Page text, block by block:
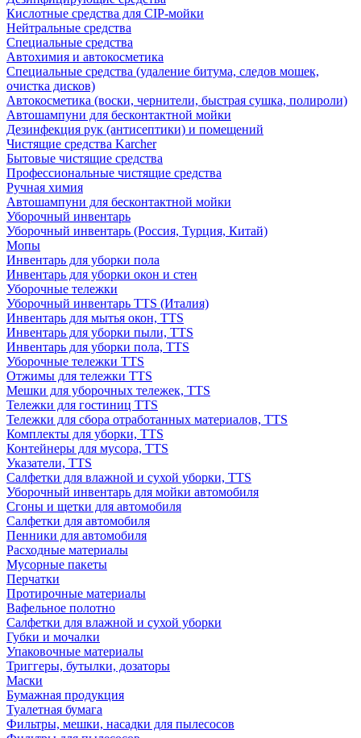
Кислотные средства для CIP-мойки
Нейтральные средства
Специальные средства
Автохимия и автокосметика
Специальные средства (удаление битума, следов мошек,
очистка дисков)
Автокосметика (воски, чернители, быстрая сушка, полироли)
Автошампуни для бесконтактной мойки
Дезинфекция рук (антисептики) и помещений
Чистящие средства Karcher
Бытовые чистящие средства
Профессиональные чистящие средства
Ручная химия
Автошампуни для бесконтактной мойки
Уборочный инвентарь
Уборочный инвентарь (Россия, Турция, Китай)
Мопы
Инвентарь для уборки пола
Инвентарь для уборки окон и стен
Уборочные тележки
Уборочный инвентарь TTS (Италия)
Инвентарь для мытья окон, TTS
Инвентарь для уборки пыли, TTS
Инвентарь для уборки пола, TTS
Уборочные тележки TTS
Отжимы для тележки TTS
Мешки для уборочных тележек, TTS
Тележки для гостиниц TTS
Тележки для сбора отработанных материалов, TTS
Комплекты для уборки, TTS
Контейнеры для мусора, TTS
Указатели, TTS
Салфетки для влажной и сухой уборки, TTS
Уборочный инвентарь для мойки автомобиля
Сгоны и щетки для автомобиля
Салфетки для автомобиля
Пенники для автомобиля
Расходные материалы
Мусорные пакеты
Перчатки
Протирочные материалы
Вафельное полотно
Салфетки для влажной и сухой уборки
Губки и мочалки
Упаковочные материалы
Триггеры, бутылки, дозаторы
Маски
Бумажная продукция
Туалетная бумага
Фильтры, мешки, насадки для пылесосов